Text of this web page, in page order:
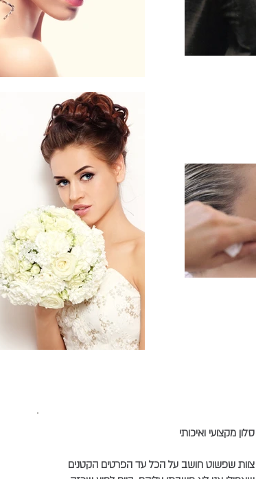
סלון מקצועי ואיכותי
צוות שפשוט חושב על הכל עד הפרטים הקטנים